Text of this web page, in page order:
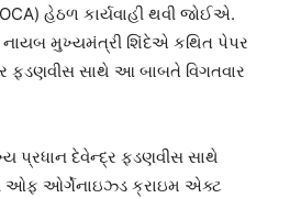
હેઠળ કાર્યવાહી થવી જોઈએ.
મુખ્યમંત્રી શિંદેએ કથિત પેપર
સાથે આ બાબતે વિગતવાર
પ્રધાન દેવેન્દ્ર ફડણવીસ સાથે
ઓફ ઓર્ગેનાઇઝ્ડ ક્રાઇમ એક્ટ